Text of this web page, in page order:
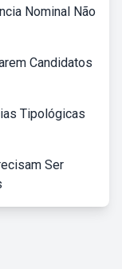
Nominal Não
Candidatos
Tipológicas
Ser